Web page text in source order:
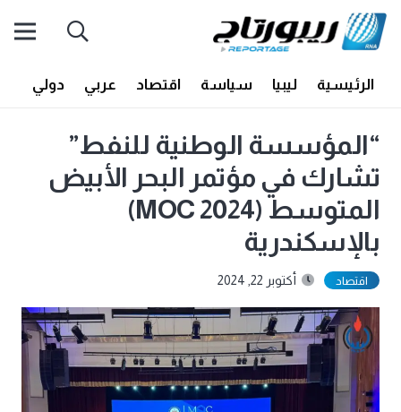
الرئيسية ليبيا سياسة اقتصاد عربي دولي
“المؤسسة الوطنية للنفط”
تشارك في مؤتمر البحر الأبيض
المتوسط (MOC 2024)
بالإسكندرية
اقتصاد أكتوبر 22, 2024